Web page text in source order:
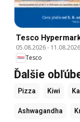
Tesco
05.08.2026- 11.08.2026
Tesco
Ďalšie
Pizza Kiwi
Ashwagandha